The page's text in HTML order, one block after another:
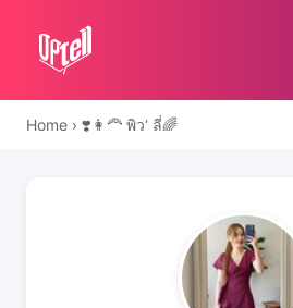
Home › ❣️👩‍🦰 พิว‘ ลี่🌈